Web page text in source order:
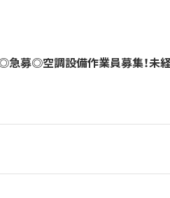
◎空調設備作業員募集！未経